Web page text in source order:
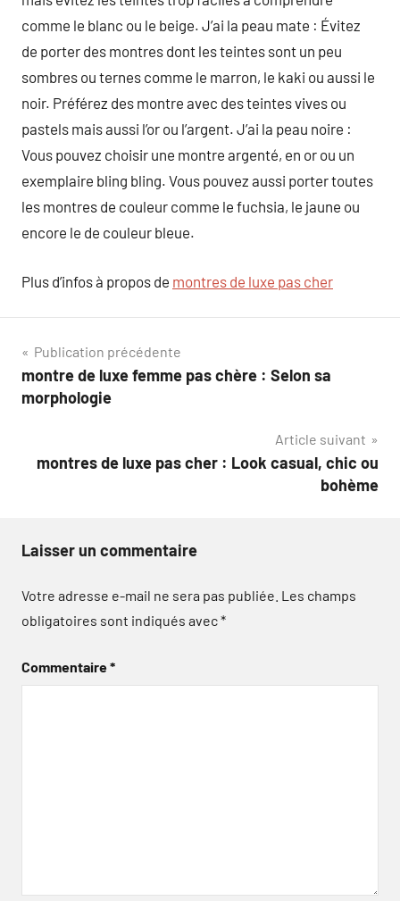
comme le blanc ou le beige. J’ai la peau mate : Évitez
de porter des montres dont les teintes sont un peu
sombres ou ternes comme le marron, le kaki ou aussi le
noir. Préférez des montre avec des teintes vives ou
pastels mais aussi l’or ou l’argent. J’ai la peau noire :
Vous pouvez choisir une montre argenté, en or ou un
exemplaire bling bling. Vous pouvez aussi porter toutes
les montres de couleur comme le fuchsia, le jaune ou
encore le de couleur bleue.
Plus d’infos à propos de montres de luxe pas cher
Navigation
de
Publication précédente
montre de luxe femme pas chère : Selon sa
morphologie
Article suivant
montres de luxe pas cher : Look casual, chic ou
bohème
Laisser un commentaire
Votre adresse e-mail ne sera pas publiée. Les champs
obligatoires sont indiqués avec*
Commentaire*